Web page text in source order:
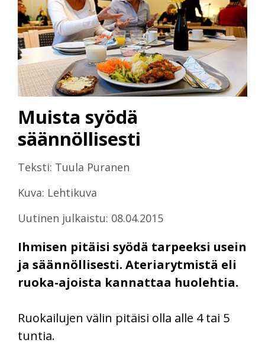
Muista syödä
säännöllisesti
Teksti: Tuula Puranen
Kuva: Lehtikuva
Uutinen julkaistu: 08.04.2015
Ihmisen pitäisi syödä tarpeeksi usein
ja säännöllisesti. Ateriarytmistä eli
ruoka-ajoista kannattaa huolehtia.
Ruokailujen välin pitäisi olla alle 4 tai 5
tuntia.